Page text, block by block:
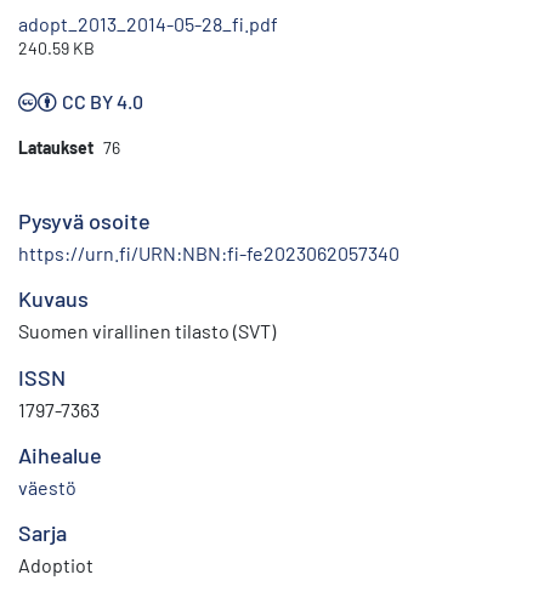
adopt_2013_2014-05-28_fi.pdf
240.59 KB
CC BY 4.0
Lataukset 76
Pysyvä osoite
https://urn.fi/URN:NBN:fi-fe2023062057340
Kuvaus
Suomen virallinen tilasto (SVT)
ISSN
1797-7363
Aihealue
väestö
Sarja
Adoptiot